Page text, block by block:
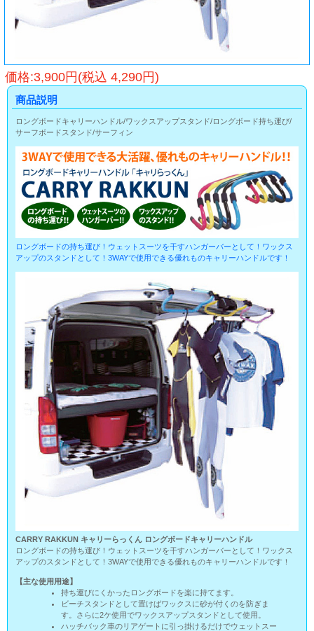
価格:3,900円(税込 4,290円)
商品説明
ロングボードキャリーハンドル/ワックスアップスタンド/ロングボード持ち運び/
サーフボードスタンド/サーフィン
ロングボードの持ち運び！ウェットスーツを干すハンガーバーとして！ワックス
アップのスタンドとして！3WAYで使用できる優れものキャリーハンドルです！
CARRY RAKKUN キャリーらっくん ロングボードキャリーハンドル
ロングボードの持ち運び！ウェットスーツを干すハンガーバーとして！ワックス
アップのスタンドとして！3WAYで使用できる優れものキャリーハンドルです！
【主な使用用途】
持ち運びにくかったロングボードを楽に持てます。
ビーチスタンドとして置けばワックスに砂が付くのを防ぎま
す。さらに2ケ使用でワックスアップスタンドとして使用。
ハッチバック車のリアゲートに引っ掛けるだけでウェットスー